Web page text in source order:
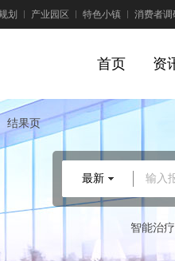
划 产业园区 特色小镇 消费者调
首页 资
结果页
输入
最新
智能治疗